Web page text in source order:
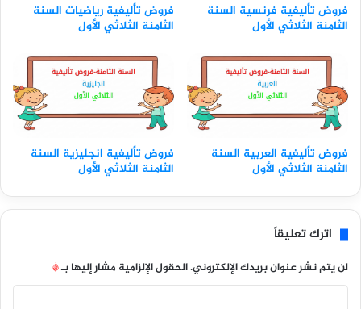
فروض تأليفية فرنسية السنة
الثامنة الثلاثي الأول
فروض تأليفية رياضيات السنة
الثامنة الثلاثي الأول
فروض تأليفية العربية السنة
الثامنة الثلاثي الأول
فروض تأليفية انجليزية السنة
الثامنة الثلاثي الأول
اترك تعليقاً
لن يتم نشر عنوان بريدك الإلكتروني.الحقول الإلزامية مشار إليها بـ*